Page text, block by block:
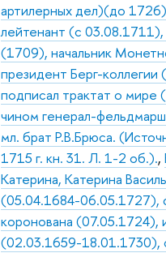
артилерных дел)(до
лейтенант (с 03.08.1711),
(1709), начальник
президент Берг-
подписал трактат о
чином генерал-
мл. брат Р.В.Брюса.
1715 г. кн. 31. Л. 1-2 об.).,
Катерина, Катерина
(05.04.1684-06.05.1727),
коронована (07.05.1724),
(02.03.1659-18.01.1730),